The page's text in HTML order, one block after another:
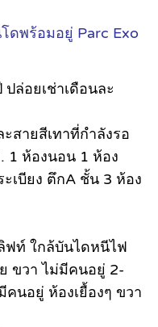
ดพร้อมอยู่ Parc Exo
ล่อยเช่าเดือนละ
สายสีเทาที่กำลังรอ
1 ห้องนอน 1 ห้อง
เบียง ตึกA ชั้น 3 ห้อง
ฟท์ ใกล้บันไดหนีไฟ
ขวา ไม่มีคนอยู่ 2-
คนอยู่ ห้องเยื้องๆ ขวา